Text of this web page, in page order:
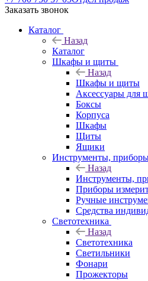
Заказать звонок
Каталог
Назад
Каталог
Шкафы и щиты
Назад
Шкафы и щиты
Аксессуары для
Боксы
Корпуса
Шкафы
Щиты
Ящики
Инструменты,
Назад
Инструменты,
Приборы
Ручные
Средства
Светотехника
Назад
Светотехника
Светильники
Фонари
Прожекторы